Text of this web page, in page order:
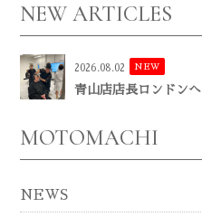
NEW ARTICLES
2026.08.02 NEW
青山店店長ロンドンへ
MOTOMACHI
NEWS